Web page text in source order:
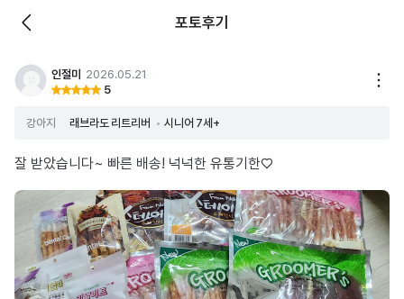
포토후기
인절미
2026.05.21
5
강아지 래브라도 리트리버 시니어 7세+
잘 받았습니다~ 빠른 배송! 넉넉한 유통기한♡